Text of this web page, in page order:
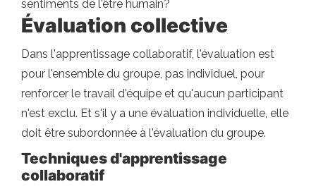
sentiments de l'être humain?
Évaluation collective
Dans l'apprentissage collaboratif, l'évaluation est
pour l'ensemble du groupe, pas individuel, pour
renforcer le travail d'équipe et qu'aucun participant
n'est exclu. Et s'il y a une évaluation individuelle, elle
doit être subordonnée à l'évaluation du groupe.
Techniques d'apprentissage
collaboratif